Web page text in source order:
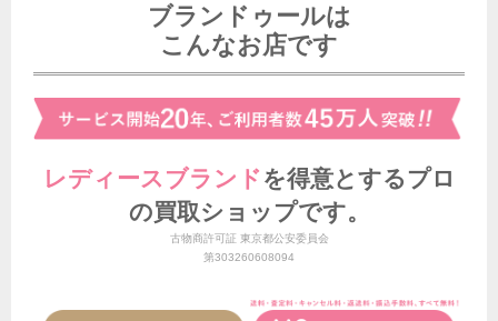
ブランドゥールは
こんなお店です
レディースブランド を得意とする プロ
の買取ショップです。
古物商許可証 東京都公安委員会
第303260608094